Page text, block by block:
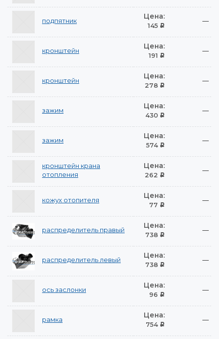
подпятник Цена:
145 Р
—
кронштейн Цена:
191 Р
—
кронштейн Цена:
278 Р
—
зажим Цена:
430 Р
—
зажим Цена:
574 Р
—
кронштейн крана
отопления
Цена:
262 Р
—
кожух отопителя Цена:
77 Р
—
распределитель правый Цена:
738 Р
—
распределитель левый Цена:
738 Р
—
ось заслонки Цена:
96 Р
—
рамка Цена:
754 Р
—